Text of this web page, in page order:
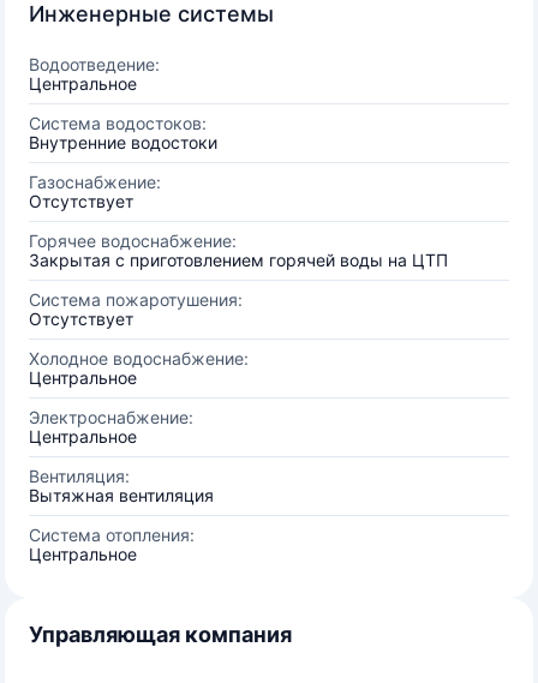
Инженерные системы
Водоотведение:
Центральное
Система водостоков:
Внутренние водостоки
Газоснабжение:
Отсутствует
Горячее водоснабжение:
Закрытая с приготовлением горячей воды на ЦТП
Система пожаротушения:
Отсутствует
Холодное водоснабжение:
Центральное
Электроснабжение:
Центральное
Вентиляция:
Вытяжная вентиляция
Система отопления:
Центральное
Управляющая компания